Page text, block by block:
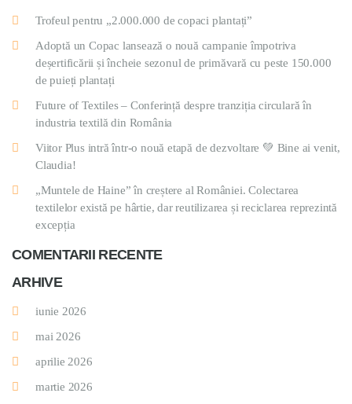
Trofeul pentru „2.000.000 de copaci plantați”
Adoptă un Copac lansează o nouă campanie împotriva
deșertificării și încheie sezonul de primăvară cu peste 150.000
de puieți plantați
Future of Textiles – Conferință despre tranziția circulară în
industria textilă din România
Viitor Plus intră într-o nouă etapă de dezvoltare 💚 Bine ai venit,
Claudia!
„Muntele de Haine” în creștere al României. Colectarea
textilelor există pe hârtie, dar reutilizarea și reciclarea reprezintă
excepția
COMENTARII RECENTE
ARHIVE
iunie 2026
mai 2026
aprilie 2026
martie 2026